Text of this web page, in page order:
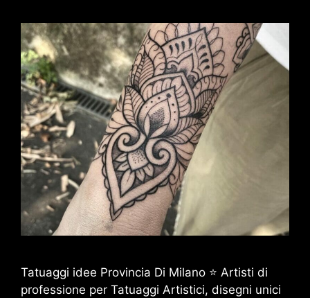
Tatuaggi idee Provincia Di Milano ⭐ Artisti di
professione per Tatuaggi Artistici, disegni unici